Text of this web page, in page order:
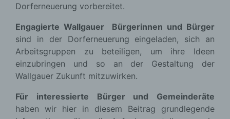
Dorferneuerung vorbereitet.
Engagierte Wallgauer Bürgerinnen und Bürger
sind in der Dorferneuerung eingeladen, sich an
Arbeitsgruppen zu beteiligen, um ihre Ideen
einzubringen und so an der Gestaltung der
Wallgauer Zukunft mitzuwirken.
Für interessierte Bürger und Gemeinderäte
haben wir hier in diesem Beitrag grundlegende